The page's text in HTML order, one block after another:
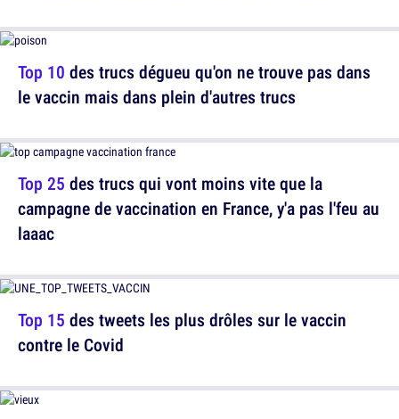
Top 10 des trucs dégueu qu'on ne trouve pas dans
le vaccin mais dans plein d'autres trucs
Top 15 des tweets les plus drôles sur le vaccin
contre le Covid
Top 25 des trucs qui vont moins vite que la
campagne de vaccination en France, y'a pas l'feu au
laaac